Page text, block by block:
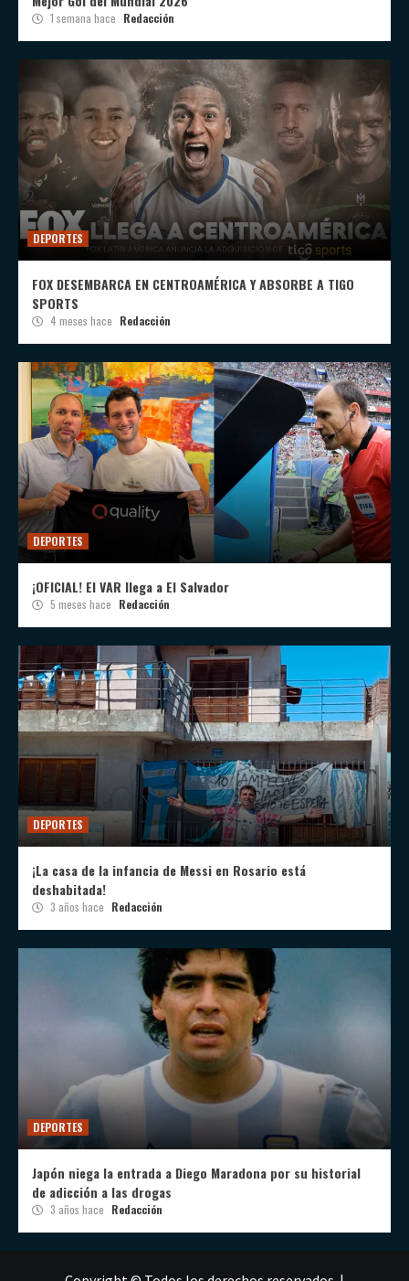
1 semana hace Redacción
DEPORTES
FOX DESEMBARCA EN CENTROAMÉRICA Y ABSORBE A TIGO
SPORTS
4 meses hace Redacción
DEPORTES
¡OFICIAL! El VAR llega a El Salvador
5 meses hace Redacción
DEPORTES
¡La casa de la infancia de Messi en Rosario está
deshabitada!
3 años hace Redacción
DEPORTES
Japón niega la entrada a Diego Maradona por su historial
de adicción a las drogas
3 años hace Redacción